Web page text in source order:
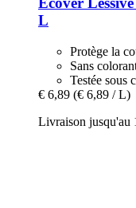
L
Protège la
Sans
Testée sous
€ 6,89 (€ 6,89 / L)
Livraison jusqu'au